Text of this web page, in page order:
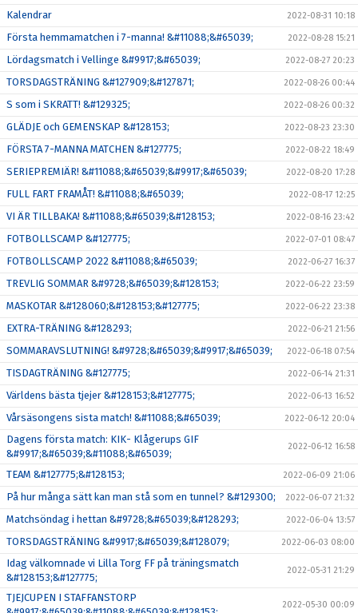
Kalendrar 2022-08-31 10:18
Första hemmamatchen i 7-manna! &#11088;&#65039; 2022-08-28 15:21
Lördagsmatch i Vellinge &#9917;&#65039; 2022-08-27 20:23
TORSDAGSTRÄNING &#127909;&#127871; 2022-08-26 00:44
S som i SKRATT! &#129325; 2022-08-26 00:32
GLÄDJE och GEMENSKAP &#128153; 2022-08-23 23:30
FÖRSTA 7-MANNA MATCHEN &#127775; 2022-08-22 18:49
SERIEPREMIÄR! &#11088;&#65039;&#9917;&#65039; 2022-08-20 17:28
FULL FART FRAMÅT! &#11088;&#65039; 2022-08-17 12:25
VI ÄR TILLBAKA! &#11088;&#65039;&#128153; 2022-08-16 23:42
FOTBOLLSCAMP &#127775; 2022-07-01 08:47
FOTBOLLSCAMP 2022 &#11088;&#65039; 2022-06-27 16:37
TREVLIG SOMMAR &#9728;&#65039;&#128153; 2022-06-22 23:59
MASKOTAR &#128060;&#128153;&#127775; 2022-06-22 23:38
EXTRA-TRÄNING &#128293; 2022-06-21 21:56
SOMMARAVSLUTNING! &#9728;&#65039;&#9917;&#65039; 2022-06-18 07:54
TISDAGTRÄNING &#127775; 2022-06-14 21:31
Världens bästa tjejer &#128153;&#127775; 2022-06-13 16:52
Vårsäsongens sista match! &#11088;&#65039; 2022-06-12 20:04
Dagens första match: KIK- Klågerups GIF
&#9917;&#65039;&#11088;&#65039;
2022-06-12 16:58
TEAM &#127775;&#128153; 2022-06-09 21:06
På hur många sätt kan man stå som en tunnel? &#129300; 2022-06-07 21:32
Matchsöndag i hettan &#9728;&#65039;&#128293; 2022-06-04 13:57
TORSDAGSTRÄNING &#9917;&#65039;&#128079; 2022-06-03 08:00
Idag välkomnade vi Lilla Torg FF på träningsmatch
&#128153;&#127775;
2022-05-31 21:29
TJEJCUPEN I STAFFANSTORP
2022-05-30 00:09